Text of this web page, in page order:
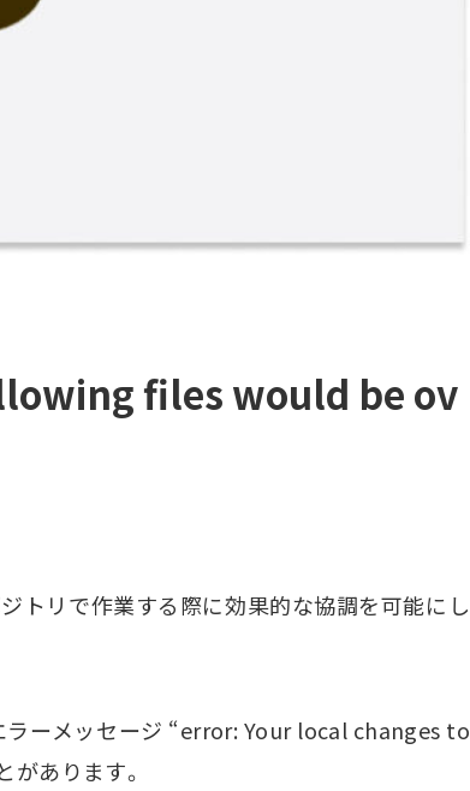
files would be ov
トリで作業する際に効果的な協調を可能にし
ラーメッセージ “error: Your local changes to
あります。